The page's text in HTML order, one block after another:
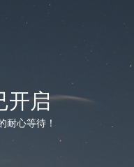
开启
耐心等待！